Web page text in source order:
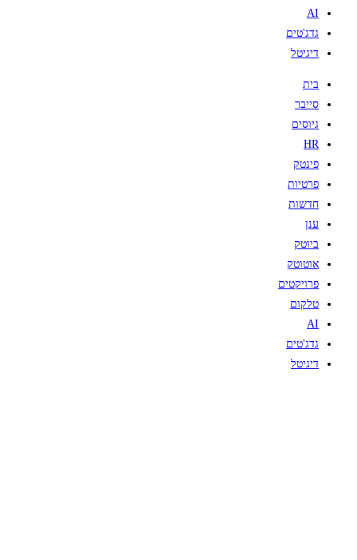
AI
גדג'טים
דיגיטל
בית
סייבר
גיוסים
HR
פינטק
פרטיות
חדשות
ענן
ביוטק
אוטוטק
פרויקטים
טלקום
AI
גדג'טים
דיגיטל